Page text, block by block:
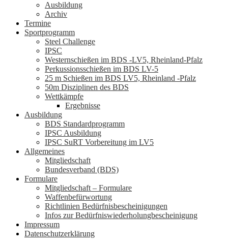
Ausbildung
Archiv
Termine
Sportprogramm
Steel Challenge
IPSC
Westernschießen im BDS -LV5, Rheinland-Pfalz
Perkussionsschießen im BDS LV-5
25 m Schießen im BDS LV5, Rheinland -Pfalz
50m Disziplinen des BDS
Wettkämpfe
Ergebnisse
Ausbildung
BDS Standardprogramm
IPSC Ausbildung
IPSC SuRT Vorbereitung im LV5
Allgemeines
Mitgliedschaft
Bundesverband (BDS)
Formulare
Mitgliedschaft – Formulare
Waffenbefürwortung
Richtlinien Bedürfnisbescheinigungen
Infos zur Bedürfniswiederholungbescheinigung
Impressum
Datenschutzerklärung